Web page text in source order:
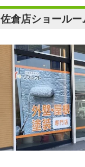
佐倉店ショール